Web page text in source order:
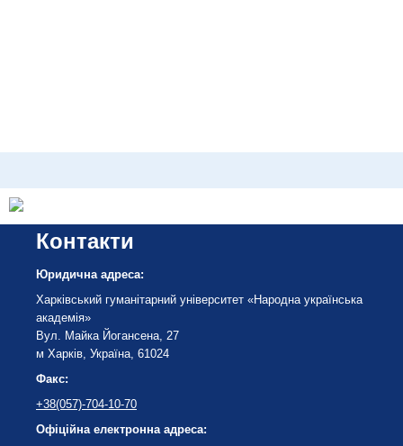
Контакти
Юридична адреса:
Харківський гуманітарний університет «Народна українська
академія»
Вул. Майка Йогансена, 27
м Харків, Україна, 61024
Факс:
+38(057)-704-10-70
Офіційна електронна адреса: